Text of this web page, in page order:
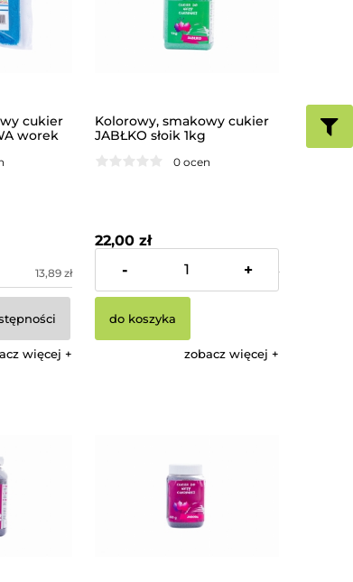
cukier
worek
13,89 zł
więcej
Kolorowy, smakowy cukier
JABŁKO słoik 1kg
0 ocen
22,00 zł
Cena netto: 20,37 zł
- +
do koszyka
zobacz więcej